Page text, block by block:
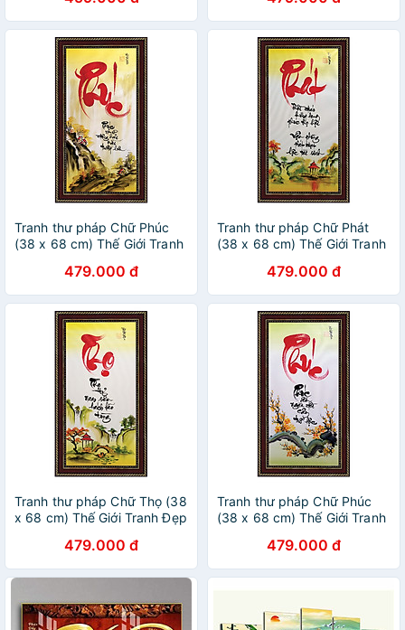
Tranh thư pháp Chữ Phúc
(38 x 68 cm) Thế Giới Tranh
479.000 đ
Tranh thư pháp Chữ Phát
(38 x 68 cm) Thế Giới Tranh
479.000 đ
Tranh thư pháp Chữ Thọ (38
x 68 cm) Thế Giới Tranh Đẹp
479.000 đ
Tranh thư pháp Chữ Phúc
(38 x 68 cm) Thế Giới Tranh
479.000 đ